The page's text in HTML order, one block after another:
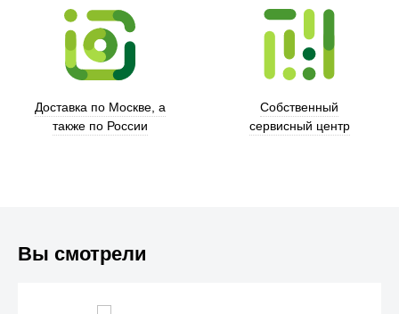
Доставка по Москве, а
также по России
Собственный
сервисный центр
Вы смотрели